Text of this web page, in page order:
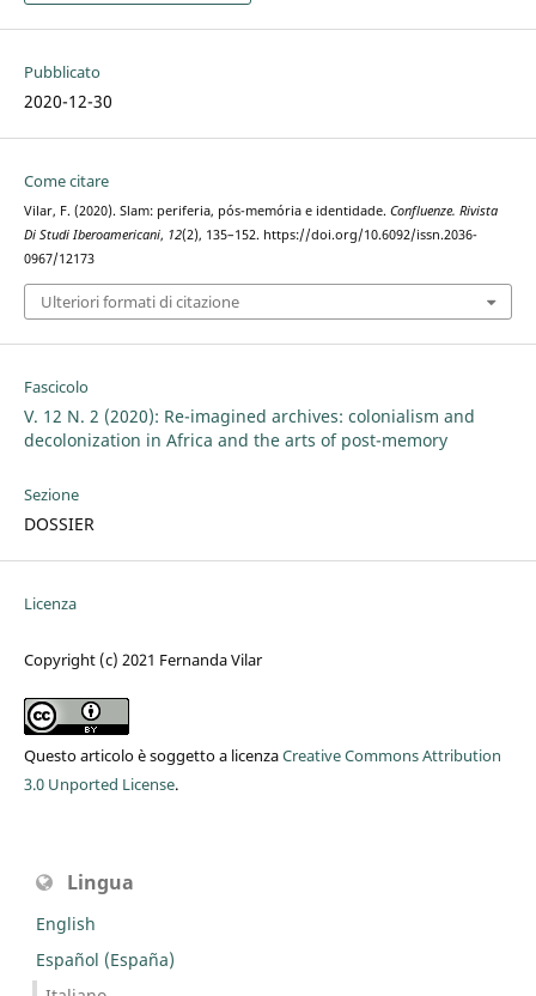
Pubblicato
2020-12-30
Come citare
Vilar, F. (2020). Slam: periferia, pós-memória e identidade. Confluenze. Rivista
Di Studi Iberoamericani, 12(2), 135–152. https://doi.org/10.6092/issn.2036-
0967/12173
Ulteriori formati di citazione
Fascicolo
V. 12 N. 2 (2020): Re-imagined archives: colonialism and
decolonization in Africa and the arts of post-memory
Sezione
DOSSIER
Licenza
Copyright (c) 2021 Fernanda Vilar
Questo articolo è soggetto a licenzaCreative Commons Attribution
3.0 Unported License.
Lingua
English
Español (España)